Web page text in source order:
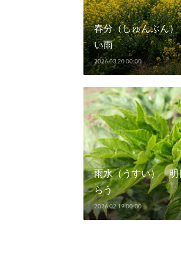
春分（しゅんぶん
い雨
2026.03.20 00:00
雨水（うすい） 明
らう
2026.02.19 00:00